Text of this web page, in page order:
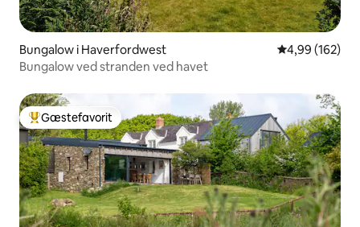
Bungalow i Haverfordwest 4,99 ud af 5 i
4,99 (162)
Bungalow ved stranden ved havet
Bedste gæstefavorit
Gæstefavorit